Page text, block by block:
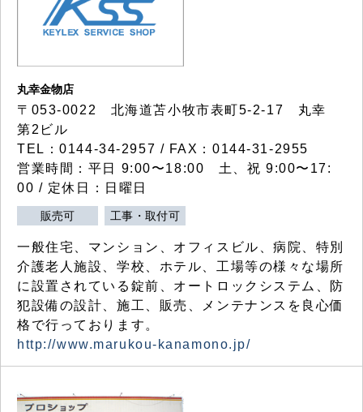
丸幸金物店
〒053-0022 北海道苫小牧市表町5-2-17 丸幸
第2ビル
TEL：0144-34-2957 / FAX：0144-31-2955
営業時間：平日 9:00〜18:00 土、祝 9:00〜17:
00 / 定休日：日曜日
販売可 工事・取付可
一般住宅、マンション、オフィスビル、病院、特別
介護老人施設、学校、ホテル、工場等の様々な場所
に設置されている錠前、オートロックシステム、防
犯設備の設計、施工、販売、メンテナンスを良心価
格で行っております。
http://www.marukou-kanamono.jp/